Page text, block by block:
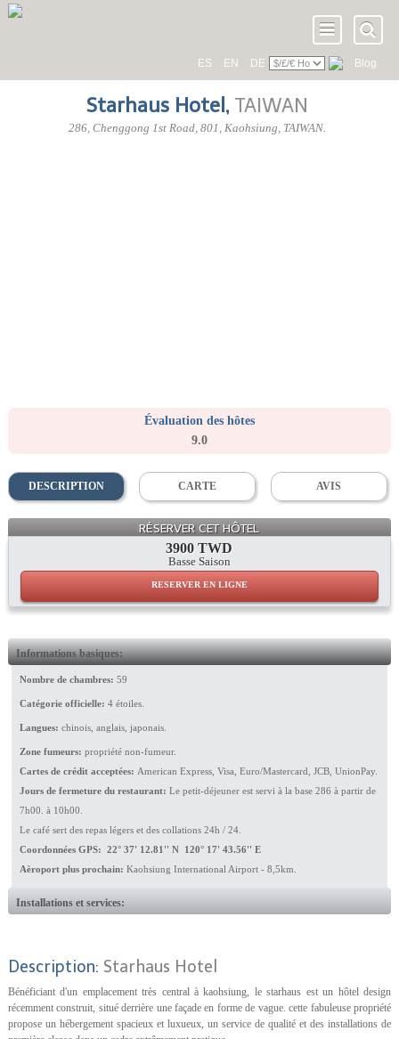
ES EN DE Blog
Starhaus Hotel ,TAIWAN
286, Chenggong 1st Road,801 , Kaohsiung, TAIWAN.
Évaluation des hôtes
9.0
DESCRIPTION CARTE AVIS
RÉSERVER CET HÔTEL
3900 TWD
Basse Saison
RESERVER EN LIGNE
Informations basiques:
Nombre de chambres: 59
Catégorie officielle: 4 étoiles.
Langues: chinois, anglais, japonais.
Zone fumeurs: propriété non-fumeur.
Cartes de crédit acceptées: American Express, Visa, Euro/Mastercard, JCB, UnionPay.
Jours de fermeture du restaurant: Le petit-déjeuner est servi à la base 286 à partir de
7h00. à 10h00.
Le café sert des repas légers et des collations 24h / 24.
Coordonnées GPS: 22° 37' 12.81'' N 120° 17' 43.56'' E
Aèroport plus prochain: Kaohsiung International Airport - 8,5km.
Installations et services:
Description: Starhaus Hotel
Bénéficiant d'un emplacement très central à kaohsiung, le starhaus est un hôtel design
récemment construit, situé derrière une façade en forme de vague. cette fabuleuse propriété
propose un hébergement spacieux et luxueux, un service de qualité et des installations de